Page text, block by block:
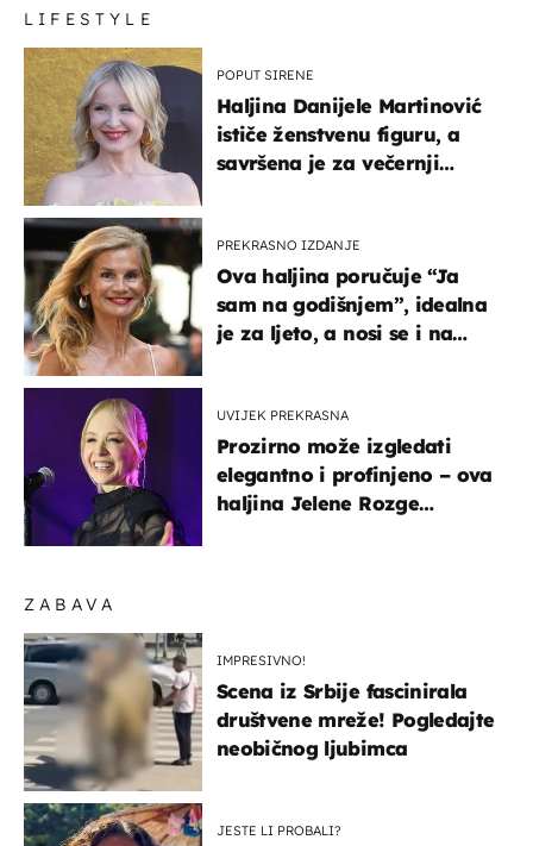
ZABAVA
IMPRESIVNO!
Scena iz Srbije fascinirala
društvene mreže! Pogledajte
neobičnog ljubimca
JESTE LI PROBALI?
LIFESTYLE
POPUT SIRENE
Haljina Danijele Martinović
ističe ženstvenu figuru, a
savršena je za večernji
PREKRASNO IZDANJE
Ova haljina poručuje “Ja
sam na godišnjem”, idealna
je za ljeto, a nosi se i na
UVIJEK PREKRASNA
Prozirno može izgledati
elegantno i profinjeno – ova
haljina Jelene Rozge